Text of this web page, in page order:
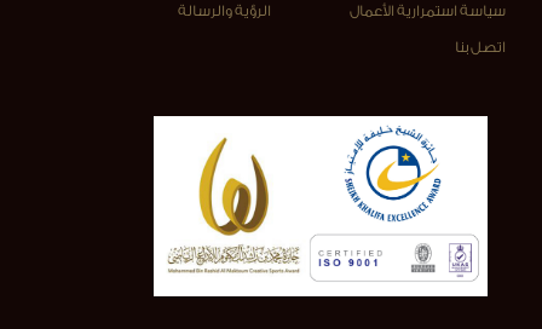
سياسة استمرارية الأعمال الرؤية والرسالة
اتصل بنا